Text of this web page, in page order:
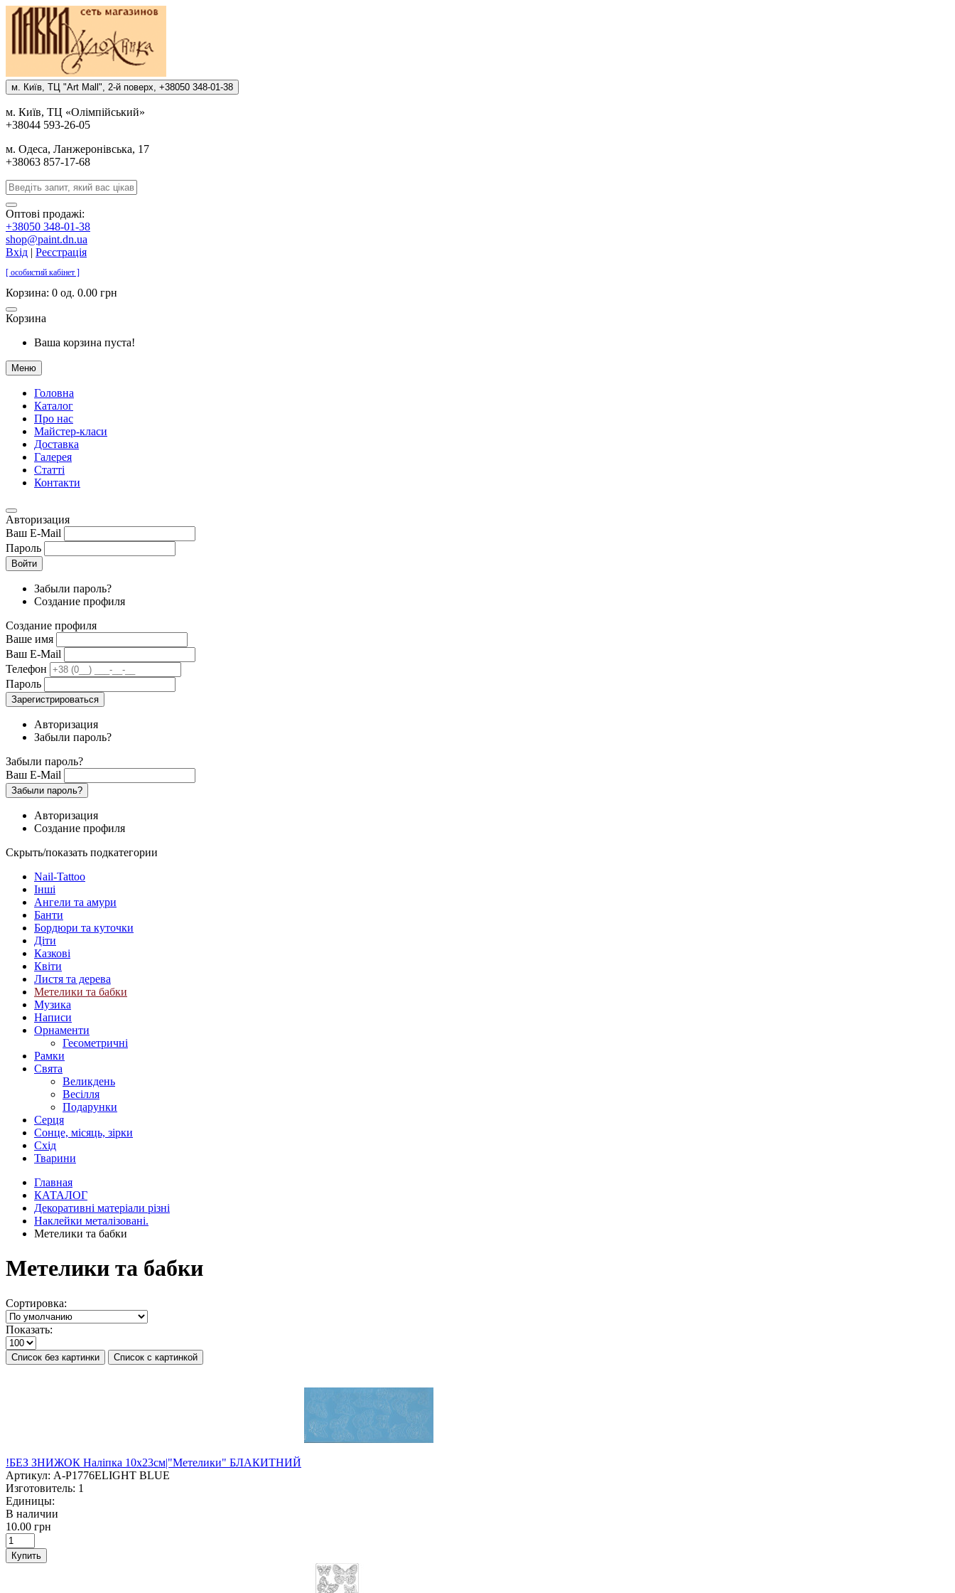
м. Киïв, ТЦ "Art Mall", 2-й поверх, +38050 348-01-38
м. Киïв, ТЦ «Олiмпiйський»
+38044 593-26-05
м. Одеса, Ланжеронiвська, 17
+38063 857-17-68
Оптові продажі:
+38050 348-01-38
shop@paint.dn.ua
Вхід | Реєстрація
[ особистий кабінет ]
Корзина: 0 од. 0.00 грн
Корзина
Ваша корзина пуста!
Меню
Головна
Каталог
Про нас
Майстер-класи
Доставка
Галерея
Статтi
Контакти
Авторизация
Ваш E-Mail
Пароль
Войти
Забыли пароль?
Создание профиля
Создание профиля
Ваше имя
Ваш E-Mail
Телефон
Пароль
Зарегистрироваться
Авторизация
Забыли пароль?
Забыли пароль?
Ваш E-Mail
Забыли пароль?
Авторизация
Создание профиля
Скрыть/показать подкатегории
Nail-Tattoo
Інші
Ангели та амури
Банти
Бордюри та куточки
Діти
Казкові
Квіти
Листя та дерева
Метелики та бабки
Музика
Написи
Орнаменти
Геєометричні
Рамки
Свята
Великдень
Весілля
Подарунки
Серця
Сонце, місяць, зірки
Схід
Тварини
Главная
КАТАЛОГ
Декоративні матеріали різні
Наклейки металізовані.
Метелики та бабки
Метелики та бабки
Сортировка:
Показать:
Список без картинки Список с картинкой
!БЕЗ ЗНИЖОК Наліпка 10х23см|"Метелики" БЛАКИТНИЙ
Артикул: A-P1776ELIGHT BLUE
Изготовитель: 1
Единицы:
В наличии
10.00 грн
Купить